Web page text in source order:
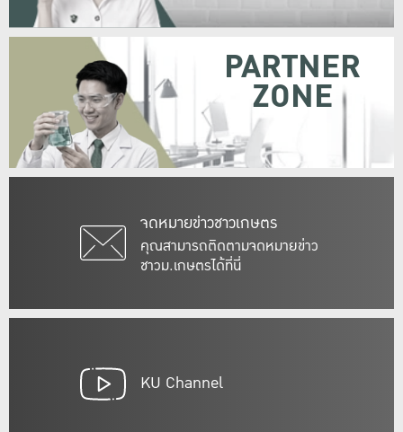
จดหมายข่าวชาวเกษตร
คุณสามารถติดตามจดหมายข่าว
ชาวม.เกษตรได้ที่นี่
PARTNER
ZONE
KU Channel